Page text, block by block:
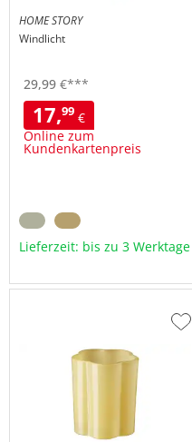
HOME STORY
Windlicht
29,99 €***
17,99 €
Online zum
Kundenkartenpreis
Lieferzeit: bis zu 3 Werktage
Zur